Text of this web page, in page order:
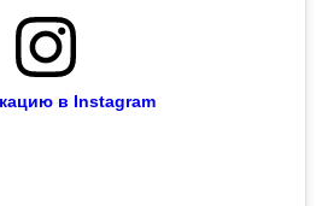
в Instagram